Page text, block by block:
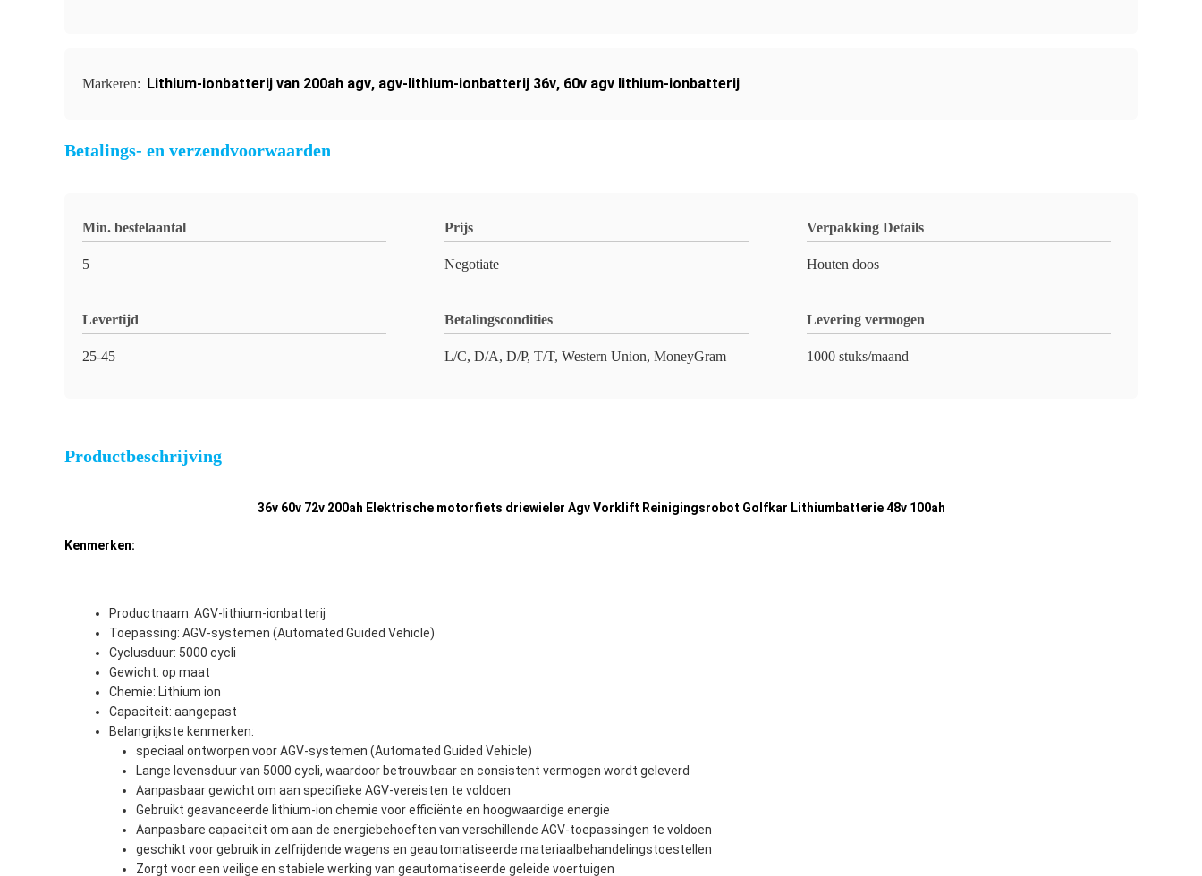
Markeren: Lithium-ionbatterij van 200ah agv, agv-lithium-ionbatterij 36v, 60v agv lithium-ionbatterij
Betalings- en verzendvoorwaarden
Min. bestelaantal
5
Prijs
Negotiate
Verpakking Details
Houten doos
Levertijd
25-45
Betalingscondities
L/C, D/A, D/P, T/T, Western Union, MoneyGram
Levering vermogen
1000 stuks/maand
Productbeschrijving
36v 60v 72v 200ah Elektrische motorfiets driewieler Agv Vorklift Reinigingsrobot Golfkar Lithiumbatterie 48v 100ah
Kenmerken:
Productnaam: AGV-lithium-ionbatterij
Toepassing: AGV-systemen (Automated Guided Vehicle)
Cyclusduur: 5000 cycli
Gewicht: op maat
Chemie: Lithium ion
Capaciteit: aangepast
Belangrijkste kenmerken:
speciaal ontworpen voor AGV-systemen (Automated Guided Vehicle)
Lange levensduur van 5000 cycli, waardoor betrouwbaar en consistent vermogen wordt geleverd
Aanpasbaar gewicht om aan specifieke AGV-vereisten te voldoen
Gebruikt geavanceerde lithium-ion chemie voor efficiënte en hoogwaardige energie
Aanpasbare capaciteit om aan de energiebehoeften van verschillende AGV-toepassingen te voldoen
geschikt voor gebruik in zelfrijdende wagens en geautomatiseerde materiaalbehandelingstoestellen
Zorgt voor een veilige en stabiele werking van geautomatiseerde geleide voertuigen